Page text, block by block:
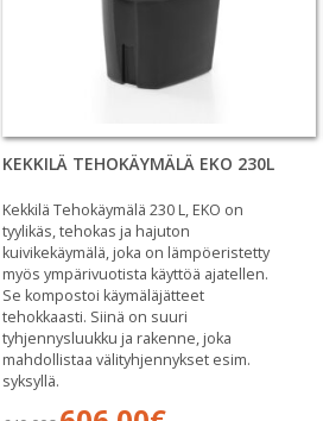
KEKKILÄ TEHOKÄYMÄLÄ EKO 230L
Kekkilä Tehokäymälä 230 L, EKO on
tyylikäs, tehokas ja hajuton
kuivikekäymälä, joka on lämpöeristetty
myös ympärivuotista käyttöä ajatellen.
Se kompostoi käymäläjätteet
tehokkaasti. Siinä on suuri
tyhjennysluukku ja rakenne, joka
mahdollistaa välityhjennykset esim.
syksyllä.
Alkuperäinen
Nykyinen